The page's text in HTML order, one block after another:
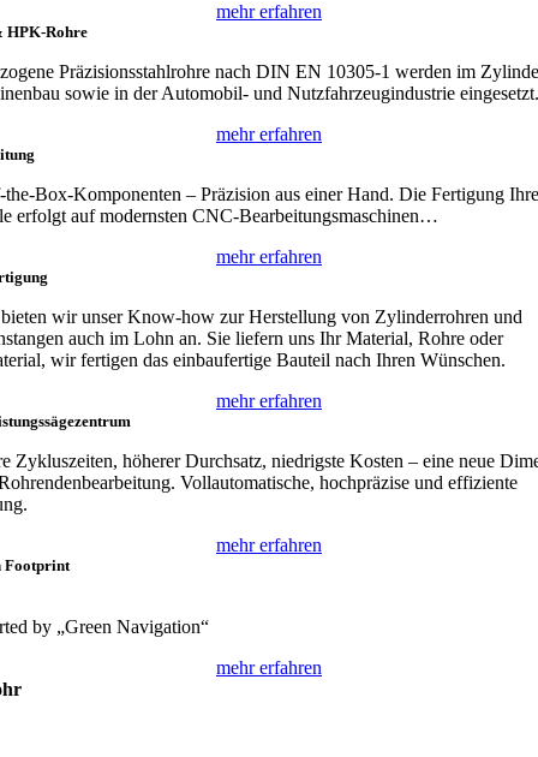
mehr erfahren
HPK-Rohre
Präzisionsstahlrohre nach DIN EN 10305-1 werden im
sowie in der Automobil- und Nutzfahrzeugindustrie eingesetzt.
mehr erfahren
Box-Komponenten – Präzision aus einer Hand. Die Fertigung
erfolgt auf modernsten CNC-Bearbeitungsmaschinen…
mehr erfahren
wir unser Know-how zur Herstellung von Zylinderrohren und
auch im Lohn an. Sie liefern uns Ihr Material, Rohre oder
wir fertigen das einbaufertige Bauteil nach Ihren Wünschen.
mehr erfahren
Zykluszeiten, höherer Durchsatz, niedrigste Kosten – eine neue
Vollautomatische, hochpräzise und effiziente
mehr erfahren
Footprint
by „Green Navigation“
mehr erfahren